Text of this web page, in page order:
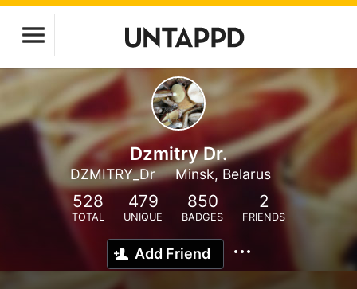
Dzmitry Dr.
DZMITRY_Dr Minsk, Belarus
528
TOTAL
479
UNIQUE
850
BADGES
2
FRIENDS
Add Friend